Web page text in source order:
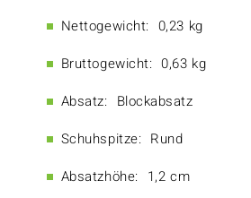
Nettogewicht: 0,23 kg
Bruttogewicht: 0,63 kg
Absatz: Blockabsatz
Schuhspitze: Rund
Absatzhöhe: 1,2 cm